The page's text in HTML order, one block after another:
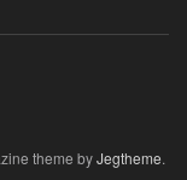
theme byJegtheme.